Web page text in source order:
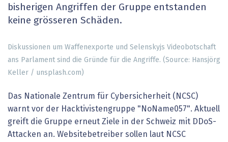
bisherigen Angriffen der Gruppe entstanden
keine grösseren Schäden.
Diskussionen um Waffenexporte und Selenskyjs Videobotschaft
ans Parlament sind die Gründe für die Angriffe. (Source: Hansjörg
Keller / unsplash.com)
Das Nationale Zentrum für Cybersicherheit (NCSC)
warnt vor der Hacktivistengruppe "NoName057". Aktuell
greift die Gruppe erneut Ziele in der Schweiz mit DDoS-
Attacken an. Websitebetreiber sollen laut NCSC